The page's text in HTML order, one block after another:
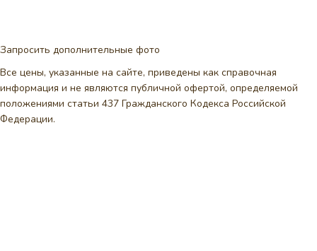
Запросить дополнительные фото
Все цены, указанные на сайте, приведены как справочная
информация и не являются публичной офертой, определяемой
положениями статьи 437 Гражданского Кодекса Российской
Федерации.